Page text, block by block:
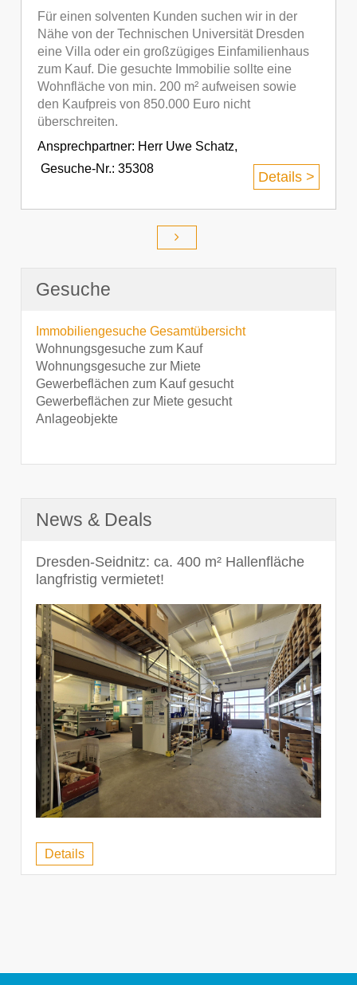
Für einen solventen Kunden suchen wir in der
Nähe von der Technischen Universität Dresden
eine Villa oder ein großzügiges Einfamilienhaus
zum Kauf. Die gesuchte Immobilie sollte eine
Wohnfläche von min. 200 m² aufweisen sowie
den Kaufpreis von 850.000 Euro nicht
überschreiten.
Ansprechpartner: Herr Uwe Schatz,
Gesuche-Nr.: 35308
Details >
Gesuche
Immobiliengesuche Gesamtübersicht
Wohnungsgesuche zum Kauf
Wohnungsgesuche zur Miete
Gewerbeflächen zum Kauf gesucht
Gewerbeflächen zur Miete gesucht
Anlageobjekte
News & Deals
Dresden-Seidnitz: ca. 400 m² Hallenfläche
langfristig vermietet!
Details